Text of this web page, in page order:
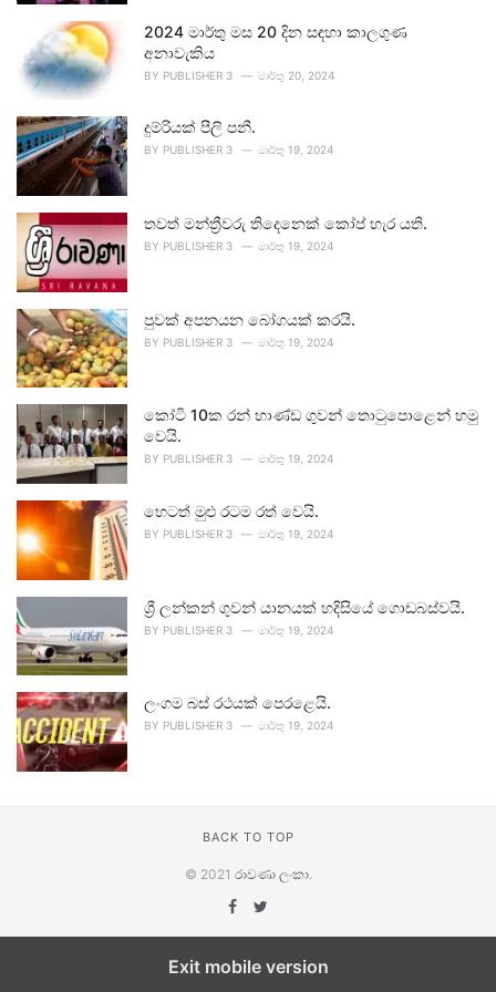
2024 මාර්තු මස 20 දින සඳහා කාලගුණ
අනාවැකිය
BY PUBLISHER 3 මාර්තු 20, 2024
දුම්රියක් පීලි පනී.
BY PUBLISHER 3 මාර්තු 19, 2024
තවත් මන්ත්‍රීවරු තිදෙනෙක් කෝප් හැර යති.
BY PUBLISHER 3 මාර්තු 19, 2024
පුවක් අපනයන බෝගයක් කරයි.
BY PUBLISHER 3 මාර්තු 19, 2024
කෝටි 10ක රන් භාණ්ඩ ගුවන් තොටුපොළෙන් හමු
වෙයි.
BY PUBLISHER 3 මාර්තු 19, 2024
හෙටත් මුළු රටම රත් වෙයි.
BY PUBLISHER 3 මාර්තු 19, 2024
ශ්‍රී ලන්කන් ගුවන් යානයක් හදිසියේ ගොඩබස්වයි.
BY PUBLISHER 3 මාර්තු 19, 2024
ලංගම බස් රථයක් පෙරළෙයි.
BY PUBLISHER 3 මාර්තු 19, 2024
BACK TO TOP
© 2021 රාවණා ලංකා.
Exit mobile version